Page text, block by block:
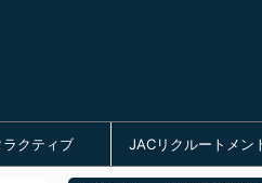
ラクティブ JACリクルートメン